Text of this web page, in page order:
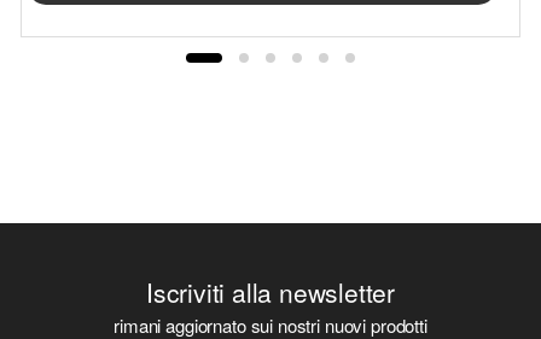
Iscriviti alla newsletter
rimani aggiornato sui nostri nuovi prodotti